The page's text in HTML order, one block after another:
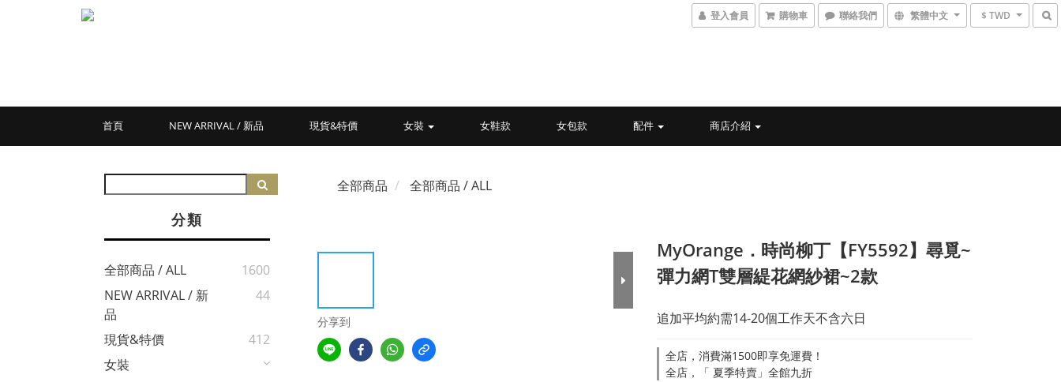
登入會員 購物車 聯絡我們 繁體中文 $ TWD
首頁 NEW ARRIVAL / 新品 現貨&特價 女裝 女鞋款 女包款 配件 商店介紹
分類
全部商品 / ALL
1600
NEW ARRIVAL / 新
品
44
現貨&特價
412
女裝
全部商品 全部商品 / ALL
分享到
MyOrange．時尚柳丁【FY5592】尋覓~
彈力網T雙層緹花網紗裙~2款
追加平均約需14-20個工作天不含六日
全店，消費滿1500即享免運費！
全店，「 夏季特賣」全館九折